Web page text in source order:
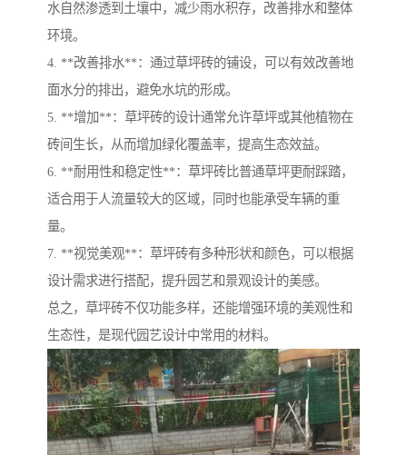
水自然渗透到土壤中，减少雨水积存，改善排水和整体
环境。
4. **改善排水**：通过草坪砖的铺设，可以有效改善地
面水分的排出，避免水坑的形成。
5. **增加**：草坪砖的设计通常允许草坪或其他植物在
砖间生长，从而增加绿化覆盖率，提高生态效益。
6. **耐用性和稳定性**：草坪砖比普通草坪更耐踩踏，
适合用于人流量较大的区域，同时也能承受车辆的重
量。
7. **视觉美观**：草坪砖有多种形状和颜色，可以根据
设计需求进行搭配，提升园艺和景观设计的美感。
总之，草坪砖不仅功能多样，还能增强环境的美观性和
生态性，是现代园艺设计中常用的材料。